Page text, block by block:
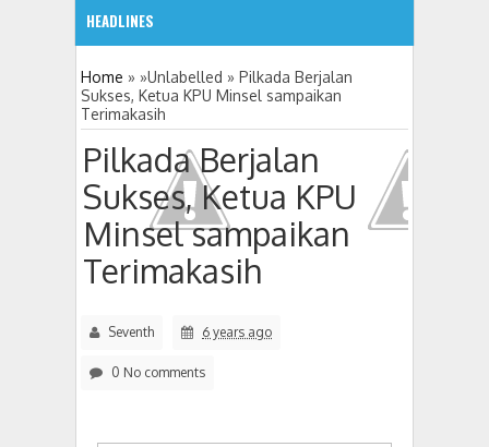
HEADLINES
08:03 AM
ADVETORIAL JONRU GANTIKAN MONO PIMPIN DPRD
Home » »Unlabelled » Pilkada Berjalan
Sukses, Ketua KPU Minsel sampaikan
Terimakasih
Pilkada Berjalan
Sukses, Ketua KPU
Minsel sampaikan
Terimakasih
Seventh 6 years ago
0 No comments